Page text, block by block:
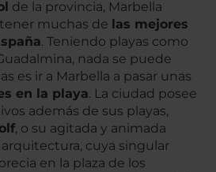
de la provincia, Marbella
muchas de las mejores
. Teniendo playas como
nada se puede
es ir a Marbella a pasar unas
en la playa. La ciudad posee
además de sus playas,
, o su agitada y animada
cuya singular
en la plaza de los